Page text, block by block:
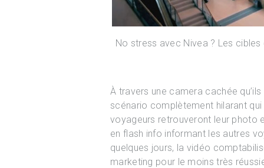
No stress avec Nivea ? Les
À travers une camera cachée qu’ils
scénario complètement hilarant qui
voyageurs retrouveront leur photo
en flash info informant les autres
quelques jours, la vidéo
marketing pour le moins très